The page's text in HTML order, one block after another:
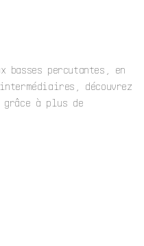
basses percutantes, en
découvrez
grâce à plus de